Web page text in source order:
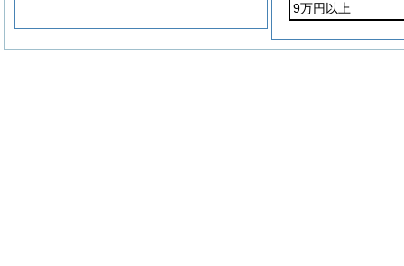
9万円以上